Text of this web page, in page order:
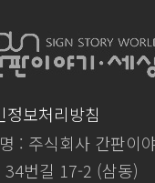
정보처리방침
: 주식회사 간판이
번길 17-2 (삼동)